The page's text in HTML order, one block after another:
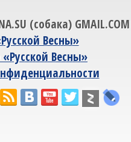
(собака) GMAIL.COM
Весны»
Весны»